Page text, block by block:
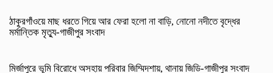
ঠাকুরগাঁওয়ে মাছ ধরতে গিয়ে আর ফেরা হলো না বাড়ি, নোনো নদীতে বৃদ্ধের
মর্মান্তিক মৃত্যু-গাজীপুর সংবাদ
মির্জাপুরে ভূমি বিরোধে অসহায় পরিবার জিম্মিদশায়, থানায় জিডি-গাজীপুর সংবাদ